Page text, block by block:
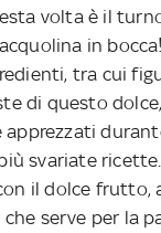
volta è il
in bocca!
tra cui
di questo
svariate
il dolce frutto,
serve per la